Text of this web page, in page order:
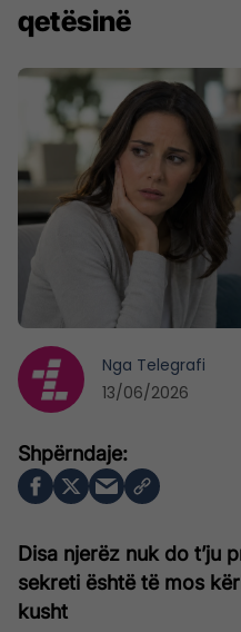
qetësinë
Disa njerëz nuk do t’ju
sekreti është të mos
kusht
Nga Telegrafi
13/06/2026